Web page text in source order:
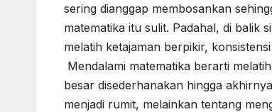
sering dianggap membosankan
matematika itu sulit. Padahal, di balik
melatih ketajaman berpikir,
Mendalami matematika berarti
besar disederhanakan hingga
menjadi rumit, melainkan tentang